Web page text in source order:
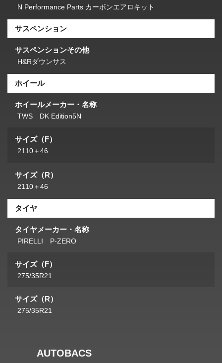
N Performance Parts カーボンエアロキット
サスペンション
サスペンションその他
H&Rダウンサス
ホイール
ホイールメーカー・名称
TWS DK Edition5N
サイズ（F）
2110＋46
サイズ（R）
2110＋46
タイヤ
タイヤメーカー・名称
PIRELLI P-ZERO
サイズ（F）
275/35R21
サイズ（R）
275/35R21
AUTOBACS